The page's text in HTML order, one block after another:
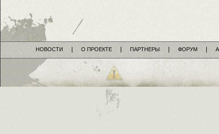
НОВОСТИ О ПРОЕКТЕ ПАРТНЕРЫ ФОРУМ